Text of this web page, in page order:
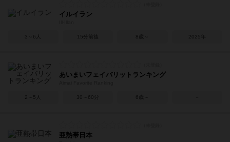
イルイラン
3～6人 15分前後 8歳～ 2025年
あいまいフェイバリットランキング
2～5人 30～60分 6歳～
亜熱帯日本